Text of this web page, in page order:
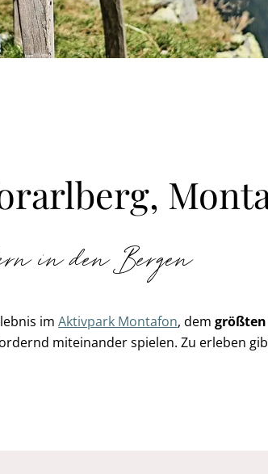
in den Bergen
imAktivpark Montafon, dem
miteinander spielen. Zu erleben